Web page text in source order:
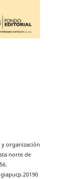
y organización
norte de